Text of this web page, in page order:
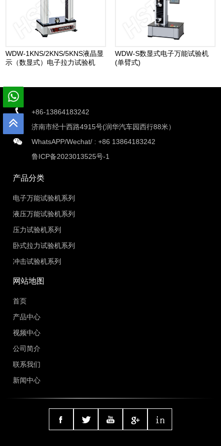
WDW-1KNS/2KNS/5KNS液晶显
示（数显式）电子拉力试验机
WDW-S数显式电子万能试验机
(单臂式)
+86-13864183242
济南市经十西路4915号(润华汽车园西行88米）
WhatsAPP/Wechat/ :+86 13864183242
鲁ICP备2023013525号-1
产品分类
电子万能试验机系列
液压万能试验机系列
压力试验机系列
卧式拉力试验机系列
冲击试验机系列
网站地图
首页
产品中心
视频中心
公司简介
联系我们
新闻中心